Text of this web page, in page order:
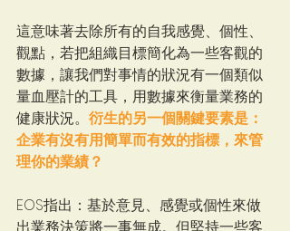
這意味著去除所有的自我感覺、個性、
觀點，若把組織目標簡化為一些客觀的
數據，讓我們對事情的狀況有一個類似
量血壓計的工具，用數據來衡量業務的
健康狀況。 衍生的另一個關鍵要素是：
企業有沒有用簡單而有效的指標，來管
理你的業績？
EOS指出：基於意見、感覺或個性來做